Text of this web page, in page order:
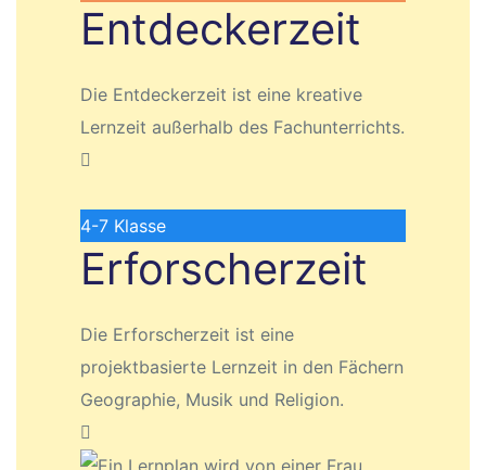
Entdeckerzeit
Die Entdeckerzeit ist eine kreative
Lernzeit außerhalb des Fachunterrichts.
4-7 Klasse
Erforscherzeit
Die Erforscherzeit ist eine
projektbasierte Lernzeit in den Fächern
Geographie, Musik und Religion.